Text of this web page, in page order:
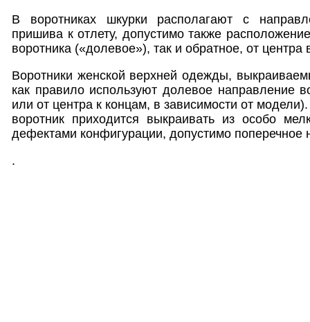
В воротниках шкурки располагают с
пришива к отлету, допустимо также
воротника («долевое»), так и обратное, от центра
Воротники женской верхней одежды,
как правило используют долевое направление
или от центра к концам, в зависимости от
воротник приходится выкраивать из особо
дефектами конфигурации, допустимо поперечное
.